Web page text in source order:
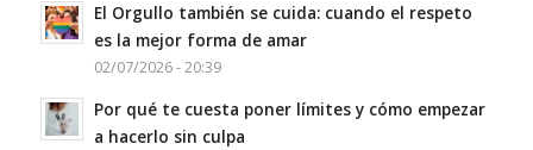
El Orgullo también se cuida: cuando el respeto
es la mejor forma de amar
02/07/2026 - 20:39
Por qué te cuesta poner límites y cómo empezar
a hacerlo sin culpa